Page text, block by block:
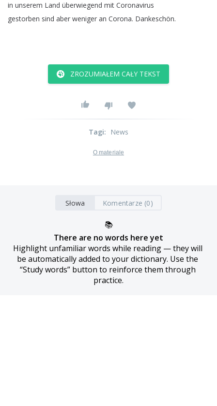
in unserem Land überwiegend mit Coronavirus
gestorben sind aber weniger an Corona. Dankeschön.
ZROZUMIAŁEM CAŁY TEKST
Tagi: News
O materiale
Słowa Komentarze (0)
📚
There are no words here yet
Highlight unfamiliar words while reading — they will
be automatically added to your dictionary. Use the
“Study words” button to reinforce them through
practice.